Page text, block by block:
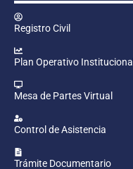
Registro Civil
Plan Operativo Institucional
Mesa de Partes Virtual
Control de Asistencia
Trámite Documentario